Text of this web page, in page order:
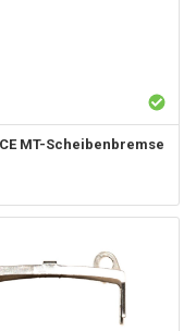
MT-Scheibenbremse